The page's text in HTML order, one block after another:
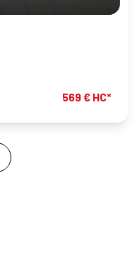
569 € HC*